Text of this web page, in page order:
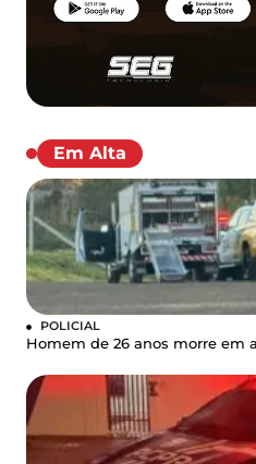
Em Alta
POLICIAL
Homem de 26 anos morre em